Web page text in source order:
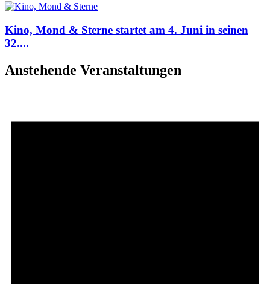
Kino, Mond & Sterne startet am 4. Juni in seinen
32....
Anstehende Veranstaltungen